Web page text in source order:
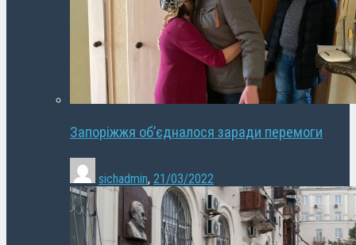
Запоріжжя об’єдналося заради перемоги
sichadmin, 21/03/2022